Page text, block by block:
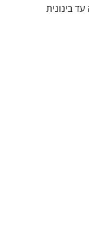
בינונית